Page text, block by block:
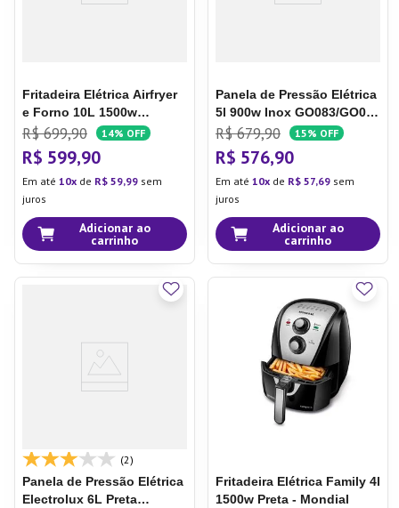
Fritadeira Elétrica Airfryer
e Forno 10L 1500w
GO256/GO257 Preta - Multi
R$ 699,90 14% OFF
R$ 599,90
Em até 10 de R$ 59,99 sem
juros
Adicionar ao
carrinho
Panela de Pressão Elétrica
5l 900w Inox GO083/GO084
- Multi
R$ 679,90 15% OFF
R$ 576,90
Em até 10 de R$ 57,69 sem
juros
Adicionar ao
carrinho
(2)
Panela de Pressão Elétrica
Electrolux 6L Preta
Fritadeira Elétrica Family 4l
1500w Preta - Mondial